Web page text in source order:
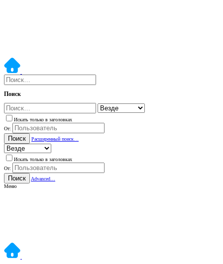
Поиск
Искать только в заголовках
От:
Поиск Расширенный поиск…
Искать только в заголовках
От:
Поиск
Advanced…
Меню